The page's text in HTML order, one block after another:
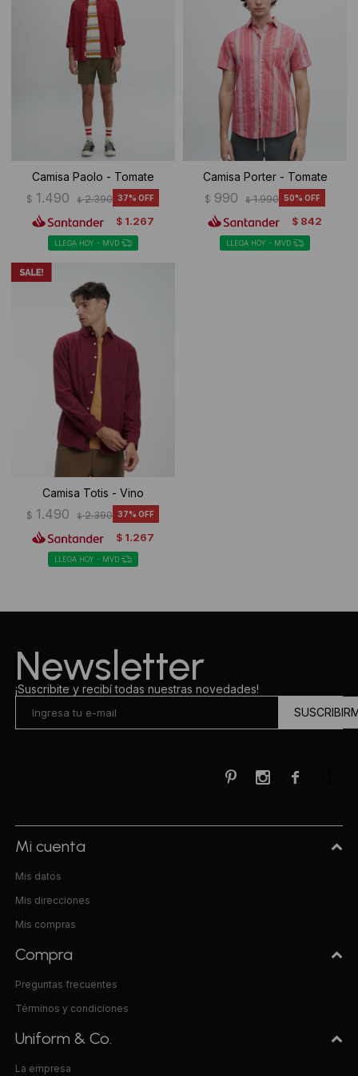
Camisa Paolo - Tomate
$ 1.490 $ 2.390 37
$ 1.267
LLEGA HOY - MVD
Camisa Porter - Tomate
$ 990 $ 1.990 50
$ 842
LLEGA HOY - MVD
Camisa Totis - Vino
$ 1.490 $ 2.390 37
$ 1.267
LLEGA HOY - MVD
Newsletter
¡Suscribite y recibí todas nuestras novedades!

 
Mi cuenta
Mis datos
Mis direcciones
Mis compras
Compra
Preguntas frecuentes
Términos y condiciones
Uniform & Co.
La empresa